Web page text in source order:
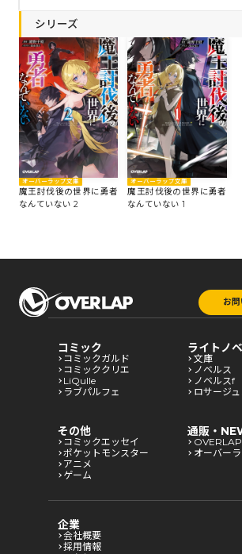
シリーズ
オーバーラップ文庫
魔王討伐後の世界に勇者
なんていない 2
オーバーラップ文庫
魔王討伐後の世界に勇者
なんていない 1
お問
コミック
コミックガルド
コミッククリエ
LiQulle
ラブパルフェ
ライトノ
文庫
ノベルス
ノベルスf
ロサージ
その他
コミックエッセイ
ポケットモンスター
アニメ
ゲーム
通販・
オーバー
企業
会社概要
採用情報